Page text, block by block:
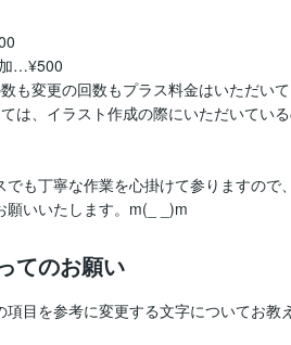
…¥500
も変更の回数もプラス料金はいただいて
は、イラスト作成の際にいただいてい
も丁寧な作業を心掛けて参りますので、
願いいたします。m(_ _)m
てのお願い
項目を参考に変更する文字についてお教